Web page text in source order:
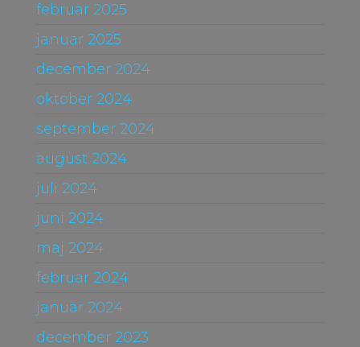
februar 2025
januar 2025
december 2024
oktober 2024
september 2024
august 2024
juli 2024
juni 2024
maj 2024
februar 2024
januar 2024
december 2023